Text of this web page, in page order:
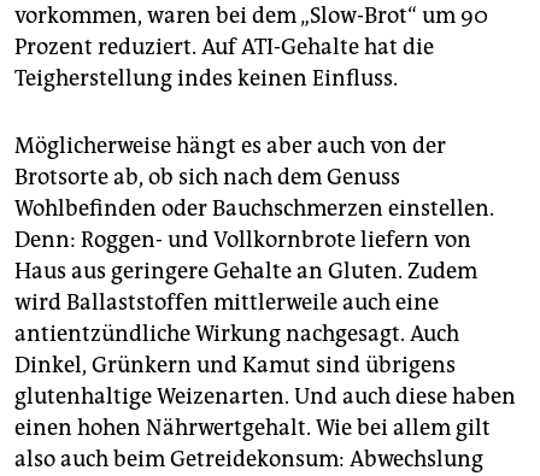
vorkommen, waren bei dem „Slow-Brot“ um 90
Prozent reduziert. Auf ATI-Gehalte hat die
Teigherstellung indes keinen Einfluss.
Möglicherweise hängt es aber auch von der
Brotsorte ab, ob sich nach dem Genuss
Wohlbefinden oder Bauchschmerzen einstellen.
Denn: Roggen- und Vollkornbrote liefern von
Haus aus geringere Gehalte an Gluten. Zudem
wird Ballaststoffen mittlerweile auch eine
antientzündliche Wirkung nachgesagt. Auch
Dinkel, Grünkern und Kamut sind übrigens
glutenhaltige Weizenarten. Und auch diese haben
einen hohen Nährwertgehalt. Wie bei allem gilt
also auch beim Getreidekonsum: Abwechslung